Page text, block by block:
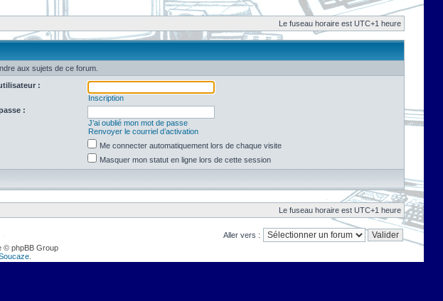
Le fuseau horaire est UTC+1 heure
aux sujets de ce forum.
:
Inscription
:
J’ai oublié mon mot de passe
Renvoyer le courriel d’activation
Me connecter automatiquement lors de chaque visite
Masquer mon statut en ligne lors de cette session
Le fuseau horaire est UTC+1 heure
Aller vers :
© phpBB Group
.